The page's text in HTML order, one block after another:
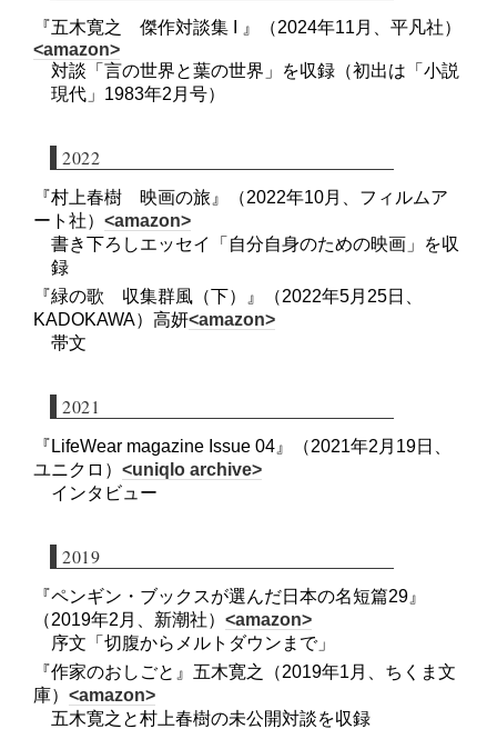
『五木寛之 傑作対談集 I 』（2024年11月、平凡社）
<amazon>
対談「言の世界と葉の世界」を収録（初出は「小説
現代」1983年2月号）
2022
『村上春樹 映画の旅』（2022年10月、フィルムア
ート社） <amazon>
書き下ろしエッセイ「自分自身のための映画」を収
録
『緑の歌 収集群風（下）』（2022年5月25日、
KADOKAWA）高妍<amazon>
帯文
2021
『LifeWear magazine Issue 04』（2021年2月19日、
ユニクロ） <uniqlo archive>
インタビュー
2019
『ペンギン・ブックスが選んだ日本の名短篇29』
（2019年2月、新潮社） <amazon>
序文「切腹からメルトダウンまで」
『作家のおしごと』五木寛之（2019年1月、ちくま文
庫） <amazon>
五木寛之と村上春樹の未公開対談を収録